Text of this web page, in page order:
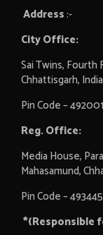
Address:-
City Office:
Sai Twins, Fourth
Chhattisgarh, India
Pin Code – 492001
Reg. Office:
Media House,
Mahasamund,
Pin Code – 493445
*(Responsible